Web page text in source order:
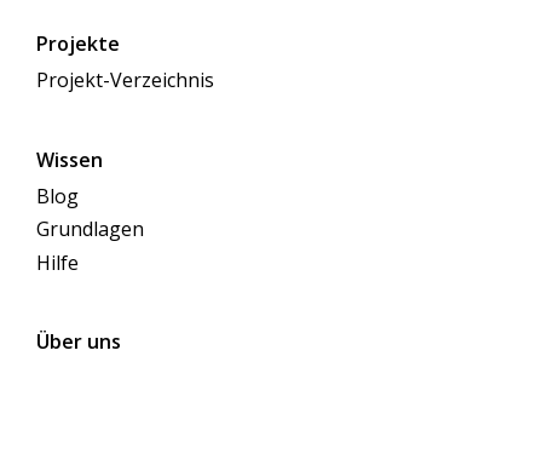
Projekte
Projekt-Verzeichnis
Wissen
Blog
Grundlagen
Hilfe
Über uns